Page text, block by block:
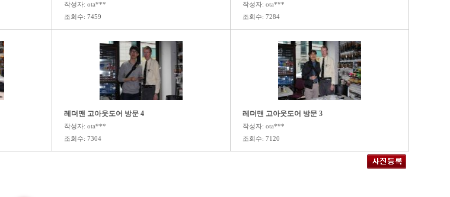
작성자: ota***
조회수: 7459
작성자: ota***
조회수: 7284
레더맨 고아웃도어 방문 4
작성자: ota***
조회수: 7304
레더맨 고아웃도어 방문 3
작성자: ota***
조회수: 7120